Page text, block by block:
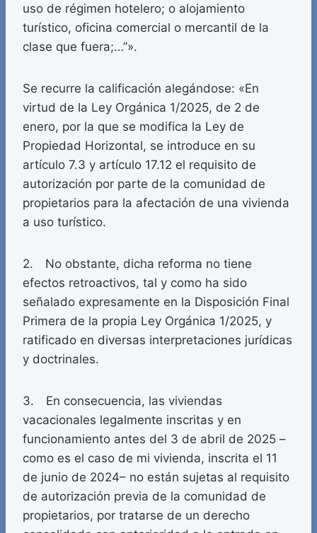
uso de régimen hotelero; o alojamiento
turístico, oficina comercial o mercantil de la
clase que fuera;…”».
Se recurre la calificación alegándose: «En
virtud de la Ley Orgánica 1/2025, de 2 de
enero, por la que se modifica la Ley de
Propiedad Horizontal, se introduce en su
artículo 7.3 y artículo 17.12 el requisito de
autorización por parte de la comunidad de
propietarios para la afectación de una vivienda
a uso turístico.
2. No obstante, dicha reforma no tiene
efectos retroactivos, tal y como ha sido
señalado expresamente en la Disposición Final
Primera de la propia Ley Orgánica 1/2025, y
ratificado en diversas interpretaciones jurídicas
y doctrinales.
3. En consecuencia, las viviendas
vacacionales legalmente inscritas y en
funcionamiento antes del 3 de abril de 2025 –
como es el caso de mi vivienda, inscrita el 11
de junio de 2024– no están sujetas al requisito
de autorización previa de la comunidad de
propietarios, por tratarse de un derecho